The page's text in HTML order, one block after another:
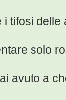
tifosi delle
solo
avuto a